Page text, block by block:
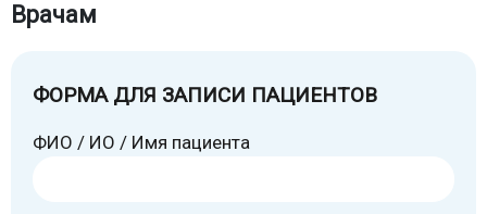
Врачам
ФОРМА ДЛЯ ЗАПИСИ ПАЦИЕНТОВ
ФИО / ИО / Имя пациента